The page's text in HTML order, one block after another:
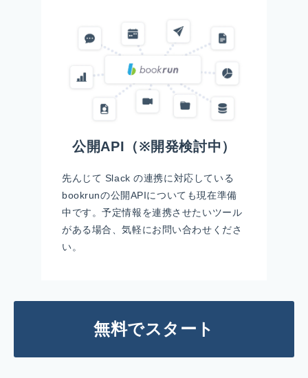
公開API（※開発検討中）
先んじて Slack の連携に対応している
bookrunの公開APIについても現在準備
中です。予定情報を連携させたいツール
がある場合、気軽にお問い合わせくださ
い。
無料でスタート